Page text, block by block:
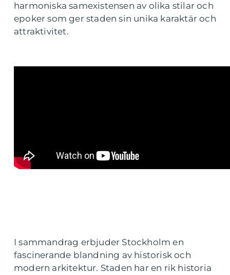
harmoniska samexistensen av olika stilar och
epoker som ger staden sin unika karaktär och
attraktivitet.
I sammandrag erbjuder Stockholm en
fascinerande blandning av historisk och
modern arkitektur. Staden har en rik historia